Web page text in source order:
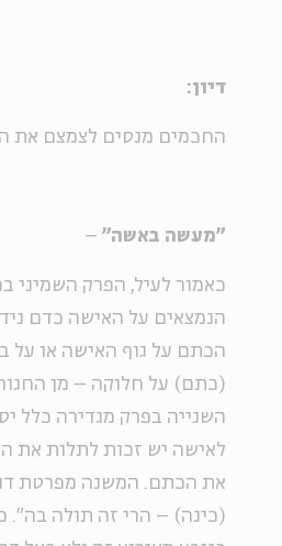
דיון:
החכמים מנסים לצמצם את
"מעשה באשה" –
כאמור לעיל, הפרק השמיני
הנמצאים על האישה כדם
הכתם על גוף האישה או על
(כתם) על חלוקה – מן
השנייה בפרק מגדירה כלל
לאישה יש זכות לתלות את
את הכתם. המשנה מפרטת
(כינה) – הרי זה תולה בה".